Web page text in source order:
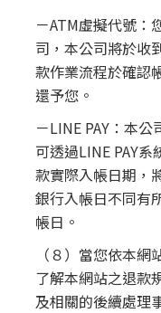
－ATM虛擬代號：
司，本公司將於收
款作業流程於確認
還予您。
－LINE PAY：本
可透過LINE PAY
款實際入帳日期，
銀行入帳日不同有
帳日。
（８）當您依本
了解本網站之退款
及相關的後續處理